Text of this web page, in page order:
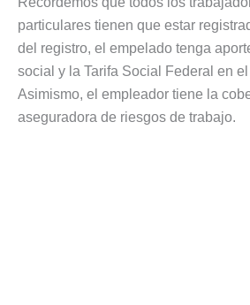
particulares tienen que estar
del registro, el empelado tenga
social y la Tarifa Social Federal en
Asimismo, el empleador tiene la
aseguradora de riesgos de trabajo.